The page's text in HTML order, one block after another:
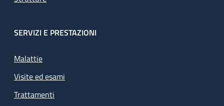
SERVIZI E PRESTAZIONI
Malattie
Visite ed esami
Trattamenti